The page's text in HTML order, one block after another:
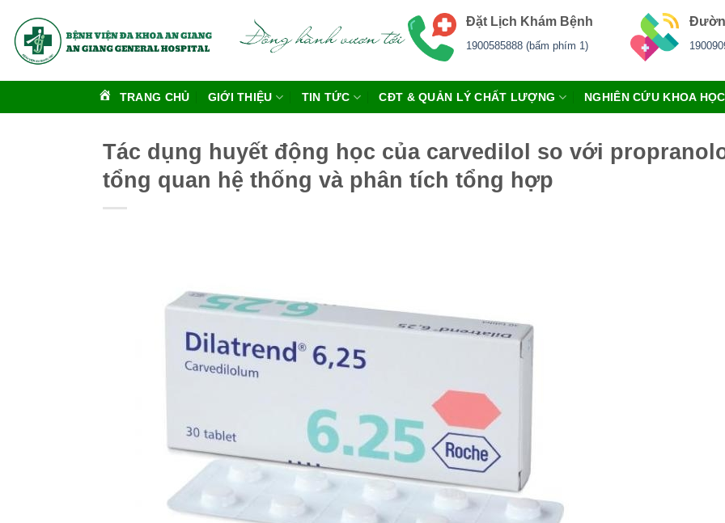
qua
nội
Đặt Lịch Khám Bệnh
1900585888 (bấm phím 1)
TRANG CHỦ GIỚI THIỆU TIN TỨC CĐT & QUẢN LÝ CHẤT LƯỢNG NGHIÊN CỨU KHOA HỌC
Tác dụng huyết động học của carvedilol so với
tổng quan hệ thống và phân tích tổng hợp